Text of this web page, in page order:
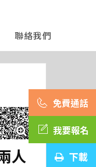
聯絡我們
我要報名
下載
人